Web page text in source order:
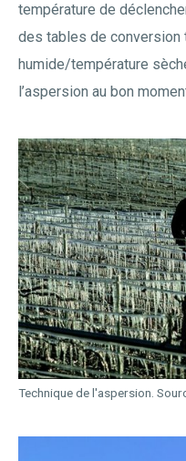
température de
des tables de conversion
humide/température
l’aspersion au bon
Technique de l'aspersion.